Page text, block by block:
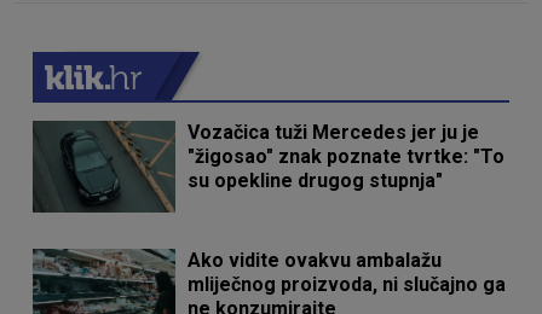
Vozačica tuži Mercedes jer ju je
"žigosao" znak poznate tvrtke: "To
su opekline drugog stupnja"
Ako vidite ovakvu ambalažu
mliječnog proizvoda, ni slučajno ga
ne konzumirajte